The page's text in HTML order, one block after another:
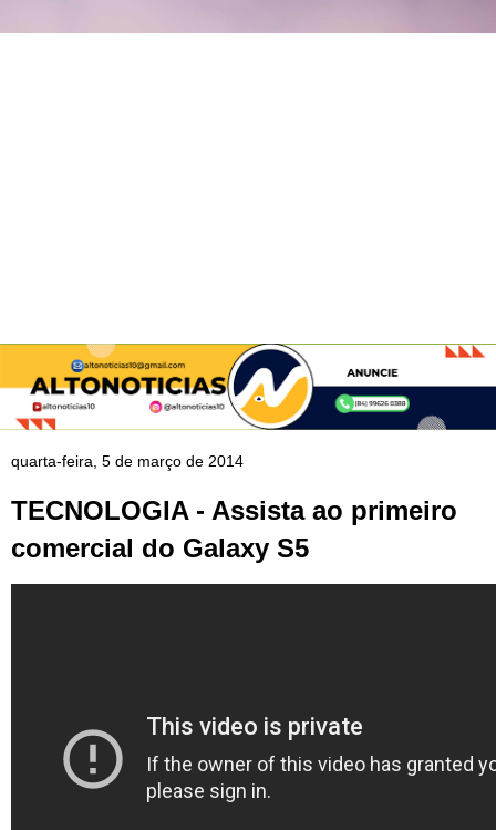
quarta-feira, 5 de março de 2014
TECNOLOGIA - Assista ao primeiro
comercial do Galaxy S5